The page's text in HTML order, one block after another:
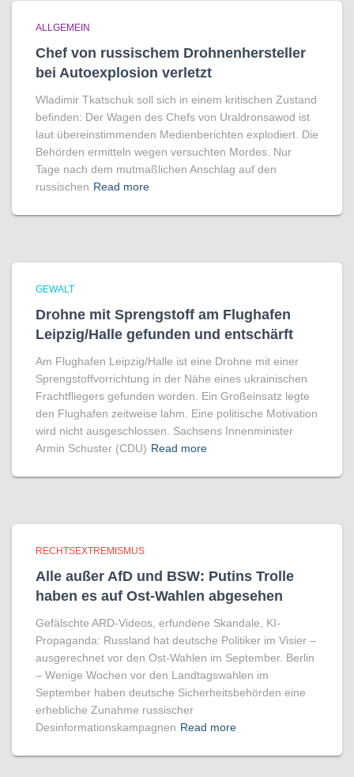
ALLGEMEIN
Chef von russischem Drohnenhersteller
bei Autoexplosion verletzt
Wladimir Tkatschuk soll sich in einem kritischen Zustand
befinden: Der Wagen des Chefs von Uraldronsawod ist
laut übereinstimmenden Medienberichten explodiert. Die
Behörden ermitteln wegen versuchten Mordes. Nur
Tage nach dem mutmaßlichen Anschlag auf den
russischen Read more
GEWALT
Drohne mit Sprengstoff am Flughafen
Leipzig/Halle gefunden und entschärft
Am Flughafen Leipzig/Halle ist eine Drohne mit einer
Sprengstoffvorrichtung in der Nähe eines ukrainischen
Frachtfliegers gefunden worden. Ein Großeinsatz legte
den Flughafen zeitweise lahm. Eine politische Motivation
wird nicht ausgeschlossen. Sachsens Innenminister
Armin Schuster (CDU) Read more
RECHTSEXTREMISMUS
Alle außer AfD und BSW: Putins Trolle
haben es auf Ost-Wahlen abgesehen
Gefälschte ARD-Videos, erfundene Skandale, KI-
Propaganda: Russland hat deutsche Politiker im Visier –
ausgerechnet vor den Ost-Wahlen im September. Berlin
– Wenige Wochen vor den Landtagswahlen im
September haben deutsche Sicherheitsbehörden eine
erhebliche Zunahme russischer
Desinformationskampagnen Read more